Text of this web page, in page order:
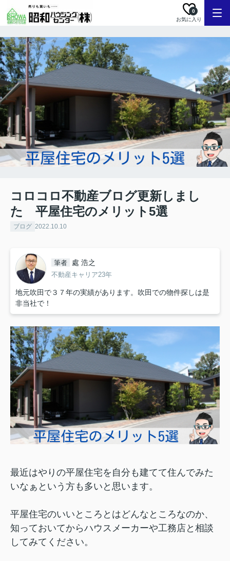
お気に入り
0
コロコロ不動産ブログ更新しまし
た 平屋住宅のメリット5選
ブログ 2022.10.10
筆者 處 浩之
不動産キャリア23年
地元吹田で３７年の実績があります。吹田での物件探しは是
非当社で！
最近はやりの平屋住宅を自分も建てて住んでみた
いなぁという方も多いと思います。
平屋住宅のいいところとはどんなところなのか、
知っておいてからハウスメーカーや工務店と相談
してみてください。